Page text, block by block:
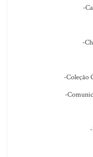
-
-
-Coleção
-